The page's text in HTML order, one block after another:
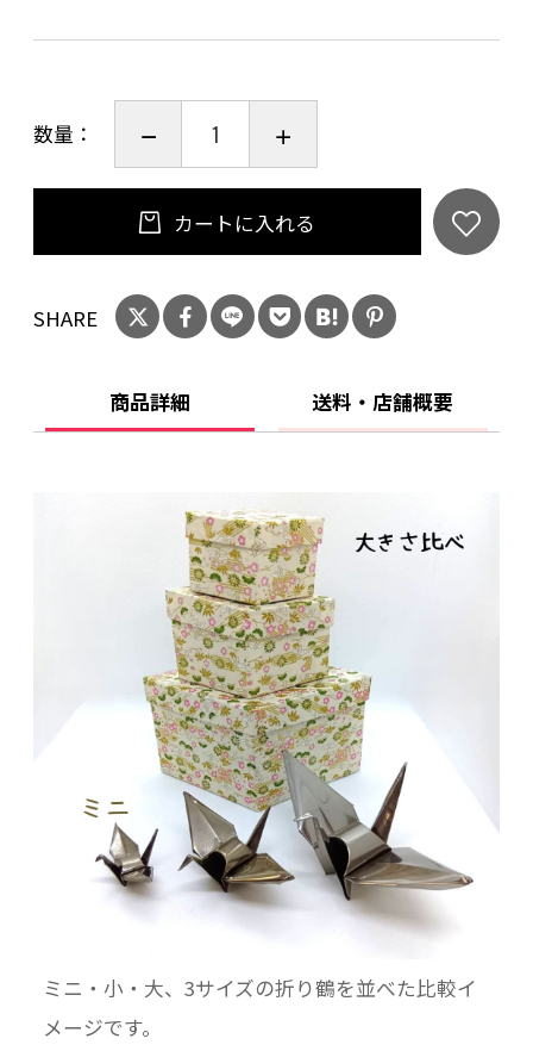
魅力も特徴です。
たしますので、
ご自宅用はもちろん、大切な方への贈り物にも
おすすめです。
数量：
カートに入れる
SHARE
商品詳細 送料・店舗概要
ミニ・小・大、3サイズの折り鶴を並べた比較イ
メージです。